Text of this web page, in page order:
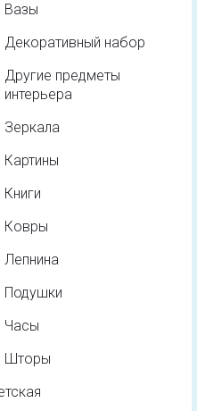
Вазы
Декоративный набор
Другие предметы
интерьера
Зеркала
Картины
Книги
Ковры
Лепнина
Подушки
Часы
Шторы